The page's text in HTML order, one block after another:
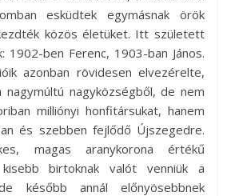
esküdtek egymásnak örök
közös életüket. Itt született
1902-ben Ferenc, 1903-ban János.
azonban rövidesen elvezérelte,
nagyközségből, de nem
milliónyi honfitársukat, hanem
és szebben fejlődő Újszegedre.
magas aranykorona értékű
birtoknak valót venniük a
később annál előnyösebbnek